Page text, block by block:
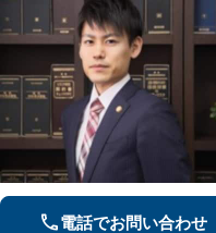
電話でお問い合わせ